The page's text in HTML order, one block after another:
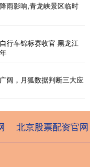
雨影响,青龙峡景区临时
行车锦标赛收官 黑龙江
阔，月狐数据判断三大应
北京股票配资官网